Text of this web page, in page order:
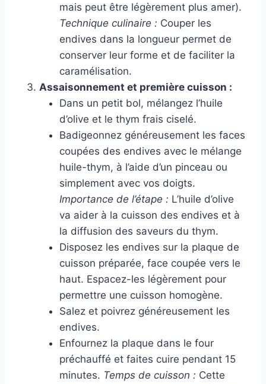
mais peut être légèrement plus amer).
Technique culinaire : Couper les
endives dans la longueur permet de
conserver leur forme et de faciliter la
caramélisation.
Assaisonnement et première cuisson :
Dans un petit bol, mélangez l’huile
d’olive et le thym frais ciselé.
Badigeonnez généreusement les faces
coupées des endives avec le mélange
huile-thym, à l’aide d’un pinceau ou
simplement avec vos doigts.
Importance de l’étape : L’huile d’olive
va aider à la cuisson des endives et à
la diffusion des saveurs du thym.
Disposez les endives sur la plaque de
cuisson préparée, face coupée vers le
haut. Espacez-les légèrement pour
permettre une cuisson homogène.
Salez et poivrez généreusement les
endives.
Enfournez la plaque dans le four
préchauffé et faites cuire pendant 15
minutes. Temps de cuisson : Cette